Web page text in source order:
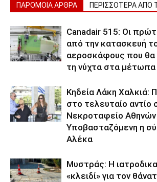
ΠΑΡΟΜΟΙΑ ΑΡΘΡΑ ΠΕΡΙΣΣΟΤΕΡΑ ΑΠΟ
Canadair 515: Οι
από την κατασκευή
αεροσκάφους που θα
τη νύχτα στα
Κηδεία Λάκη Χαλκιά:
στο τελευταίο αντίο
Νεκροταφείο Αθηνών
Υποβασταζόμενη η
Αλέκα
Μυστράς: Η
«κλειδί» για τον